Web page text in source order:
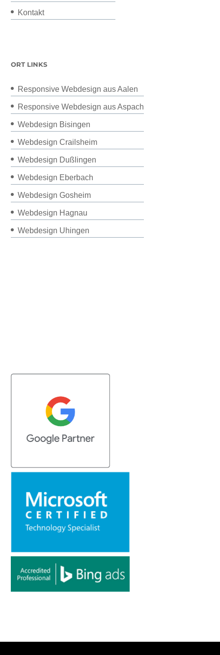
Kontakt
ORT LINKS
Responsive Webdesign aus Aalen
Responsive Webdesign aus Aspach
Webdesign Bisingen
Webdesign Crailsheim
Webdesign Dußlingen
Webdesign Eberbach
Webdesign Gosheim
Webdesign Hagnau
Webdesign Uhingen